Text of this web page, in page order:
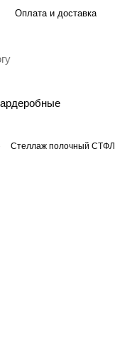
Оплата и доставка
Стеллаж полочный СТФЛ